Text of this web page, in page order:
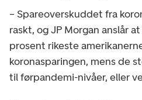
– Spareoverskuddet fra
raskt, og JP Morgan anslår
prosent rikeste
koronasparingen, mens de
til førpandemi-nivåer, eller